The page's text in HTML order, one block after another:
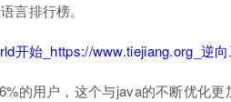
言排行榜。
的用户，这个与java的不断优化